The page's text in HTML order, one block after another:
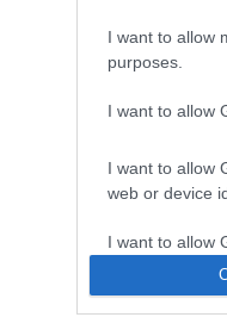
I want to allow
purposes.
I want to allow
I want to allow
web or device
I want to allow
I want to allow